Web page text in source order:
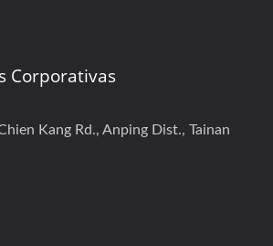
Corporativas
Kang Rd., Anping Dist., Tainan